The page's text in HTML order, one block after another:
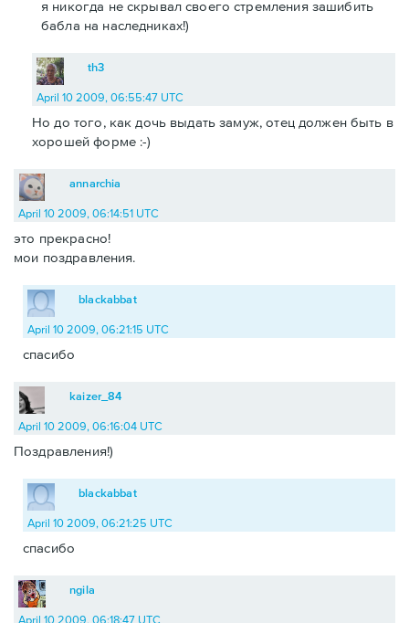
я никогда не скрывал своего стремления зашибить
бабла на наследниках!)
th3
April 10 2009, 06:55:47 UTC
Но до того, как дочь выдать замуж, отец должен быть в
хорошей форме :-)
annarchia
April 10 2009, 06:14:51 UTC
это прекрасно!
мои поздравления.
blackabbat
April 10 2009, 06:21:15 UTC
спасибо
kaizer_84
April 10 2009, 06:16:04 UTC
Поздравления!)
blackabbat
April 10 2009, 06:21:25 UTC
спасибо
ngila
April 10 2009, 06:18:47 UTC